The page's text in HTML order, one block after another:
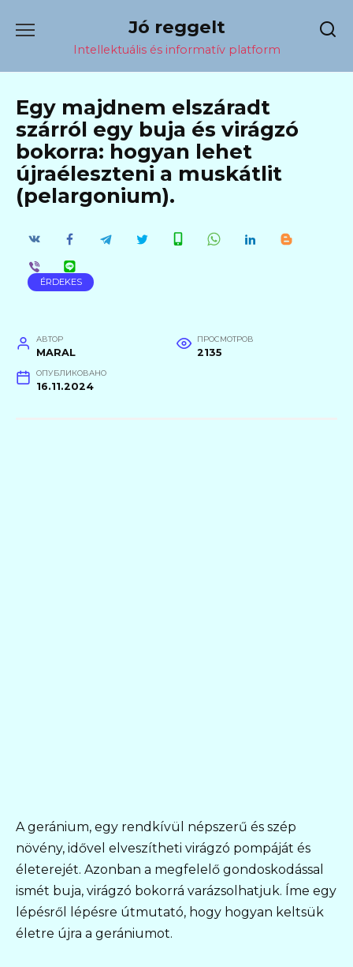
содержанию
Jó reggelt
Intellektuális és informatív platform
Egy majdnem elszáradt
szárról egy buja és virágzó
bokorra: hogyan lehet
újraéleszteni a muskátlit
(pelargonium).
ÉRDEKES
АВТОР
MARAL
ПРОСМОТРОВ
2135
ОПУБЛИКОВАНО
16.11.2024
A geránium, egy rendkívül népszerű és szép
növény, idővel elveszítheti virágzó pompáját és
életerejét. Azonban a megfelelő gondoskodással
ismét buja, virágzó bokorrá varázsolhatjuk. Íme egy
lépésről lépésre útmutató, hogy hogyan keltsük
életre újra a gerániumot.